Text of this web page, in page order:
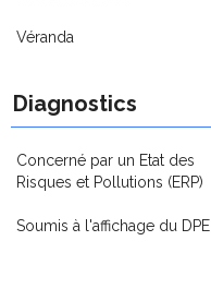
Véranda
Diagnostics
Concerné par un Etat des
Risques et Pollutions (ERP)
Soumis à l'affichage du DPE